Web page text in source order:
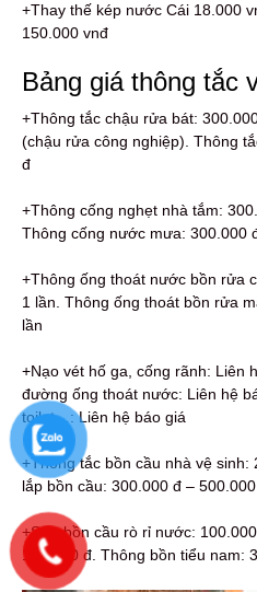
+Thay thế kép nước Cái 18.000
150.000 vnđ
Bảng giá thông tắc
+Thông tắc chậu rửa bát:
(chậu rửa công nghiệp). Thông
đ
+Thông cống nghẹt nhà tắm:
Thông cống nước mưa: 300.000
+Thông ống thoát nước bồn rửa
1 lần. Thông ống thoát bồn rửa
lần
+Nạo vét hố ga, cống rãnh: Liên
đường ống thoát nước: Liên hệ
toilet…: Liên hệ báo giá
+Thông tắc bồn cầu nhà vệ
lắp bồn cầu: 300.000 đ –
+Sửa bồn cầu rò rỉ nước:
100.000 đ. Thông bồn tiểu nam: